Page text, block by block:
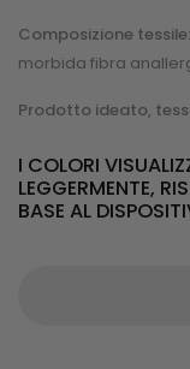
Composizione tessile:
morbida fibra
Prodotto ideato,
I COLORI
LEGGERMENTE,
BASE AL